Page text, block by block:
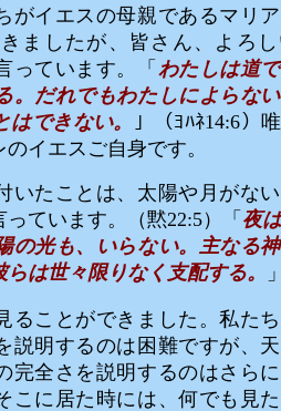
がイエスの母親であるマリ
ましたが、皆さん、よろ
っています。「 わたしは道
。だれでもわたしによらな
できない。
」（ﾖﾊﾈ14:6）
イエスご自身です。
いたことは、太陽や月がな
ています。（黙22:5）「 夜
の光も、いらない。主なる
は世々限りなく支配する。
ることができました。私た
説明するのは困難ですが、
完全さを説明するのはさら
こに居た時には、何でも見